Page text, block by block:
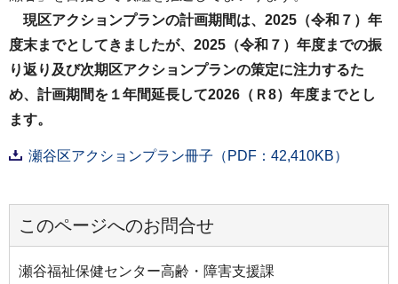
現区アクションプランの計画期間は、2025（令和７）年
度末までとしてきましたが、2025（令和７）年度までの振
り返り及び次期区アクションプランの策定に注力するた
め、計画期間を１年間延長して2026（Ｒ8）年度までとし
ます。
瀬谷区アクションプラン冊子（PDF：42,410KB）
このページへのお問合せ
瀬谷福祉保健センター高齢・障害支援課